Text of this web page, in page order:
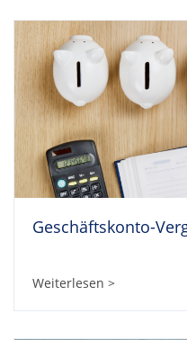
Geschäftskonto-
Weiterlesen >